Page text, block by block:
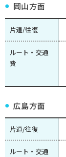
岡山方面
片道/往復
ルート・交通
費
広島方面
片道/往復
ルート・交通